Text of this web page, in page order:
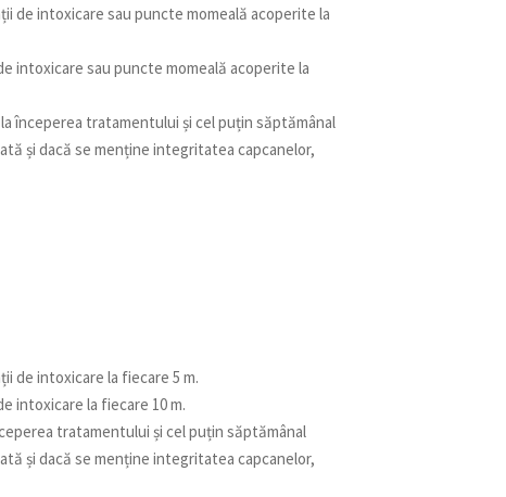
de intoxicare sau puncte momeală acoperite la
intoxicare sau puncte momeală acoperite la
începerea tratamentului și cel puțin săptămânal
și dacă se menține integritatea capcanelor,
de intoxicare la fiecare 5 m.
intoxicare la fiecare 10 m.
tratamentului și cel puțin săptămânal
și dacă se menține integritatea capcanelor,